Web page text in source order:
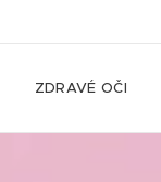
ZDRAVÉ OČI